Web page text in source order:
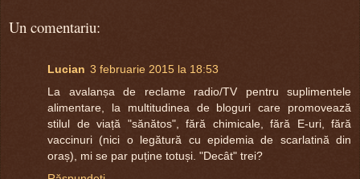
Un comentariu:
Lucian 3 februarie 2015 la 18:53
La avalanșa de reclame radio/TV pentru suplimentele
alimentare, la multitudinea de bloguri care promovează
stilul de viață "sănătos", fără chimicale, fără E-uri, fără
vaccinuri (nici o legătură cu epidemia de scarlatină din
oraș), mi se par puține totuși. "Decât" trei?